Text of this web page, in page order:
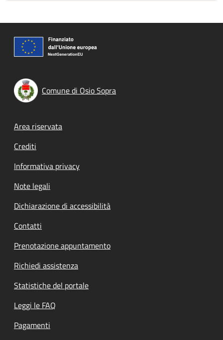
Comune di Osio Sopra
Footer menu
Area riservata
Crediti
Informativa privacy
Note legali
Dichiarazione di accessibilità
Contatti
Prenotazione appuntamento
Richiedi assistenza
Statistiche del portale
Leggi le FAQ
Pagamenti